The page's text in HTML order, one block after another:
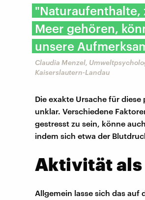
"Naturaufenthalte,
Meer gehören,
unsere
Claudia Menzel,
Kaiserslautern-Landau
Die exakte Ursache für
unklar. Verschiedene
gestresst zu sein, könne
indem sich etwa der
Aktivität als
Allgemein lasse sich das